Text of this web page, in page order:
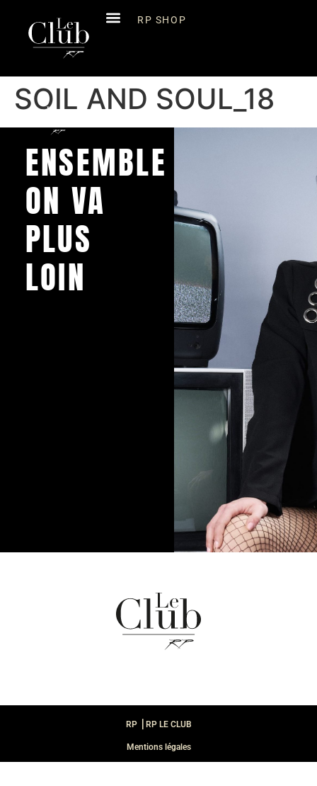
RP SHOP
SOIL AND SOUL_18
ENSEMBLE
ON VA
PLUS
LOIN
RP ⎪RP LE CLUB
Mentions légales